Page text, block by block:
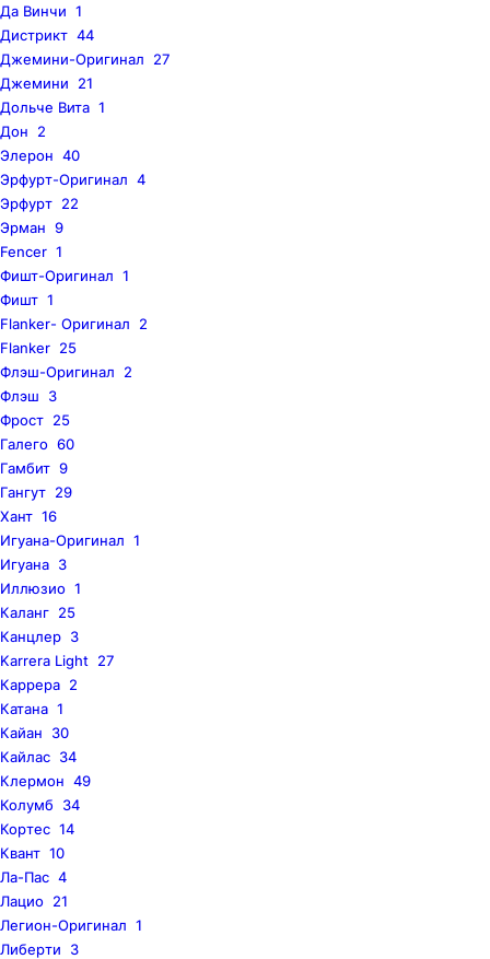
Да Винчи 1
Дистрикт 44
Джемини-Оригинал
27
Джемини
21
Дольче Вита 1
Дон
2
Элерон 40
Эрфурт-Оригинал 4
Эрфурт 22
Эрман 9
Fencer 1
Фишт-Оригинал 1
Фишт 1
Flanker- Оригинал
2
Flanker 25
Флэш-Оригинал
2
Флэш
3
Фрост 25
Галего 60
Гамбит 9
Гангут 29
Хант 16
Игуана-Оригинал 1
Игуана 3
Иллюзио 1
Каланг 25
Канцлер 3
Karrera Light 27
Каррера 2
Катана 1
Кайан
30
Кайлас 34
Клермон 49
Колумб
34
Кортес 14
Квант 10
Ла-Пас 4
Лацио 21
Легион-Оригинал 1
Либерти
3